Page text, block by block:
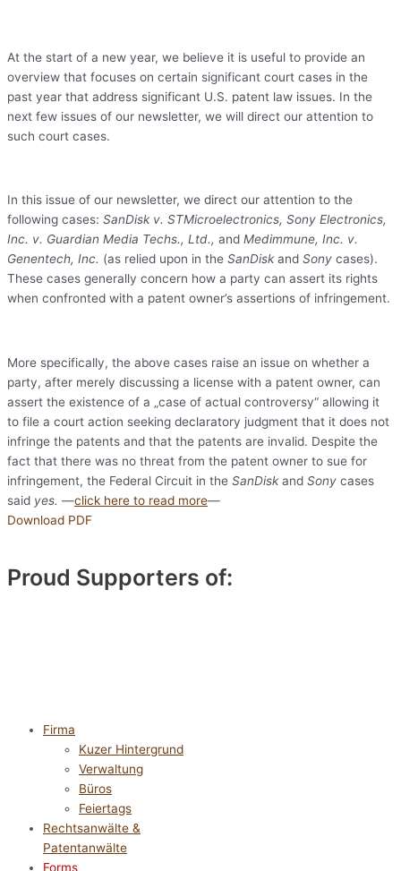
At the start of a new year, we believe it is useful to provide an
overview that focuses on certain significant court cases in the
past year that address significant U.S. patent law issues. In the
next few issues of our newsletter, we will direct our attention to
such court cases.
In this issue of our newsletter, we direct our attention to the
following cases: SanDisk v. STMicroelectronics, Sony Electronics,
Inc. v. Guardian Media Techs., Ltd., and Medimmune, Inc. v.
Genentech, Inc. (as relied upon in the SanDiskand Sony cases).
These cases generally concern how a party can assert its rights
when confronted with a patent owner’s assertions of infringement.
More specifically, the above cases raise an issue on whether a
party, after merely discussing a license with a patent owner, can
assert the existence of a „case of actual controversy“ allowing it
to file a court action seeking declaratory judgment that it does not
infringe the patents and that the patents are invalid. Despite the
fact that there was no threat from the patent owner to sue for
infringement, the Federal Circuit in the SanDiskand Sony cases
said yes. —click here to read more—
Download PDF
Proud Supporters of:
Firma
Kuzer Hintergrund
Verwaltung
Büros
Feiertags
Rechtsanwälte &
Patentanwälte
Forms